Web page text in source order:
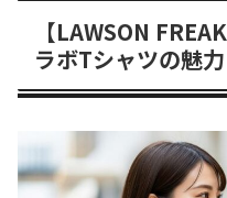
【LAWSON
ラボTシャツの魅